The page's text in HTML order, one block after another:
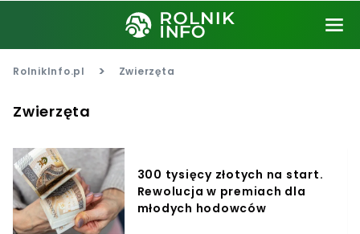
RolnikInfo.pl > Zwierzęta
Zwierzęta
300 tysięcy złotych na start.
Rewolucja w premiach dla
młodych hodowców